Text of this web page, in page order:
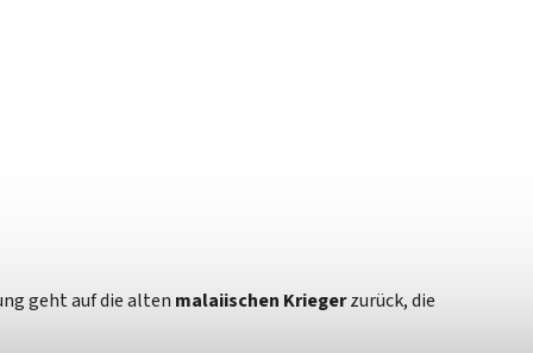
geht auf die alten malaiischen Kriegerzurück, die